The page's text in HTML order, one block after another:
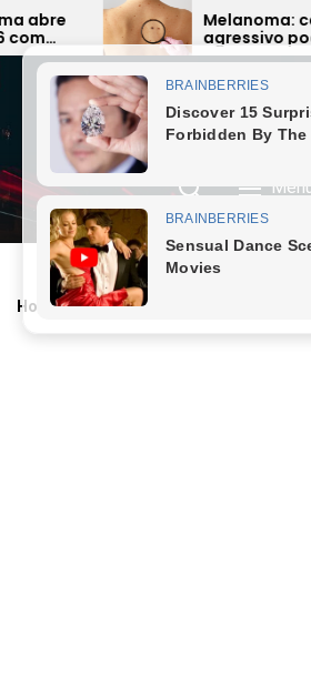
Skip
to
content
da
Melanoma:
agressivo pode
simples pinta e
JORNAL
Home Liah Soares